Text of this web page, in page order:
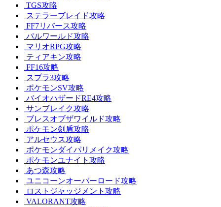
TGS攻略
ステラーブレイド攻略
FF7リバース攻略
パルワールド攻略
マリオRPG攻略
ティアキン攻略
FF16攻略
スプラ3攻略
ポケモンSV攻略
バイオハザードRE4攻略
サンブレイク攻略
ブレスオブザワイルド攻略
ポケモン剣盾攻略
アルセウス攻略
ポケモンダイパリメイク攻略
ポケモンユナイト攻略
あつ森攻略
ユニコーンオーバーロード攻略
ロストジャッジメント攻略
VALORANT攻略